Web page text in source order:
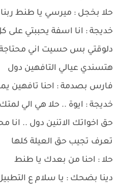
حلا بخجل : ميرسي يا طنط
خديجة : انا اسفة يحببتي على
دلوقتي بس حسيت اني محتاجة
هتسندي عيالي التافهين دول
فارس بصدمة : احنا تافهين
خديجة : ايوة .. حلا هي الي
حق اخواتك الاتنين دول .. انا
تعرف تجيب حق العيلة كلها
حلا : احنا من بعدك يا طنط
دينا بضحك : يا سلام ع